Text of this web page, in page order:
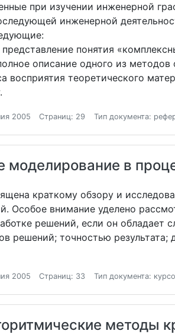
при изучении инженерной
инженерной
понятия
описание одного из методов
восприятия теоретического
2005 Страниц: 29 Тип документа:
моделирование в
краткому обзору и
Особое внимание уделено
решений, если он
решений; точностью результата;
2005 Страниц: 33 Тип документа:
методы